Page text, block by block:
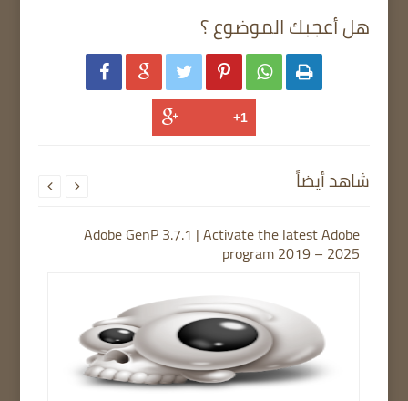
هل أعجبك الموضوع ؟
     
شاهد أيضاً
Adobe GenP 3.7.1 | Activate the latest Adobe
program 2019 – 2025
 